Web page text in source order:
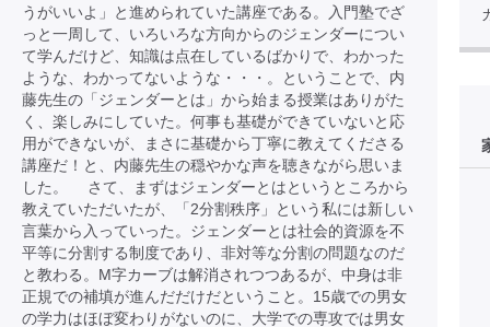
うがいいよ」と進められていた講座である。入門塾でざ
っと一周して、いろいろな方向からのジェンダーについ
て学んだけど、知識は点在しているばかりで、わかった
ような、わかってないような・・・。ということで、内
藤先生の「ジェンダーとは」から始まる授業はありがた
く、楽しみにしていた。何事も基礎ができていないと応
用ができないが、まさに基礎から丁寧に教えてくださる
講座だ！と、内藤先生の穏やかな声を聴きながら思いま
した。 さて、まずはジェンダーとはというところから
教えていただいたが、「2分割秩序」という私には新しい
言葉から入っていった。ジェンダーとは社会的資源を不
平等に分割する制度であり、非対等な分割の問題なのだ
と教わる。M字カーブは解消されつつあるが、中身は非
正規での補填が進んだだけだということ。15歳での男女
の学力はほぼ変わりがないのに、大学での専攻では男女